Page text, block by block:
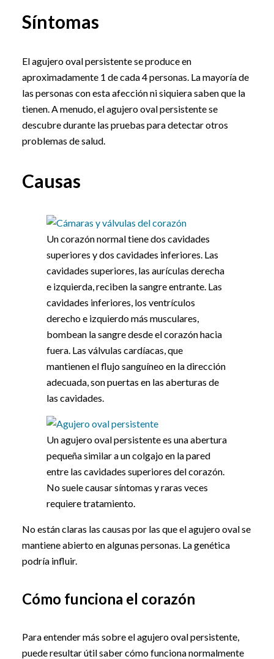
Síntomas
El agujero oval persistente se produce en
aproximadamente 1 de cada 4 personas. La mayoría de
las personas con esta afección ni siquiera saben que la
tienen. A menudo, el agujero oval persistente se
descubre durante las pruebas para detectar otros
problemas de salud.
Causas
Un corazón normal tiene dos cavidades
superiores y dos cavidades inferiores. Las
cavidades superiores, las aurículas derecha
e izquierda, reciben la sangre entrante. Las
cavidades inferiores, los ventrículos
derecho e izquierdo más musculares,
bombean la sangre desde el corazón hacia
fuera. Las válvulas cardíacas, que
mantienen el flujo sanguíneo en la dirección
adecuada, son puertas en las aberturas de
las cavidades.
Un agujero oval persistente es una abertura
pequeña similar a un colgajo en la pared
entre las cavidades superiores del corazón.
No suele causar síntomas y raras veces
requiere tratamiento.
No están claras las causas por las que el agujero oval se
mantiene abierto en algunas personas. La genética
podría influir.
Cómo funciona el corazón
Para entender más sobre el agujero oval persistente,
puede resultar útil saber cómo funciona normalmente